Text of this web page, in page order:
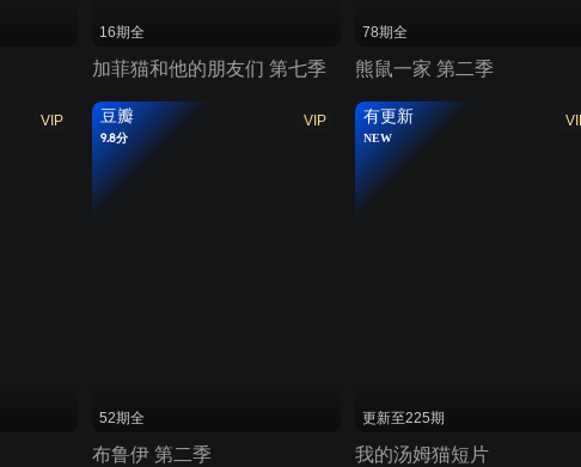
16期全
加菲猫和他的朋友们 第七季
78期全
熊鼠一家 第二季
VIP VIP
豆瓣
9.8分
52期全
布鲁伊 第二季
有更新
NEW
更新至225期
我的汤姆猫短片